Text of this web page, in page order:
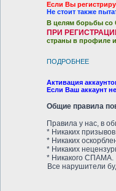
Если Вы
Не стоит также
В целям борьбы со
ПРИ
страны в профиле и
ПОДРОБНЕЕ
Активация
Если Ваш аккаунт
Общие правила
Правила у нас, в
* Никаких
* Никаких
* Никаких
* Никакого СПАМА.
Все нарушители